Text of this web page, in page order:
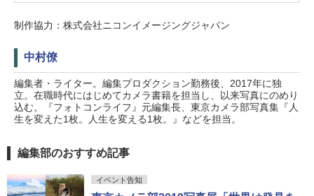
制作協力：株式会社ニコンイメージングジャパン
中村僚
編集者・ライター。編集プロダクション勤務後、2017年に独
立。在職時代にはじめてカメラ書籍を担当し、以来写真にのめり
込む。『フォトコンライフ』元編集長、東京カメラ部写真集『人
生を変えた1枚。人生を変える1枚。』などを担当。
編集部のおすすめ記事
イベント告知